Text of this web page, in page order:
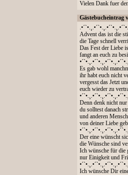
Vielen Dank fuer
Gästebucheintrag
Advent das ist die
die Tage schnell
Das Fest der Liebe
fangt an euch zu
Es gab wohl
ihr habt euch nicht
vergesst das Jetzt
euch wieder zu
Denn denk nicht
du solltest danach
und anderen
von deiner Liebe
Der eine wünscht
die Wünsche sind
Ich wünsche für die
nur Einigkeit und
Ich wünsche Dir